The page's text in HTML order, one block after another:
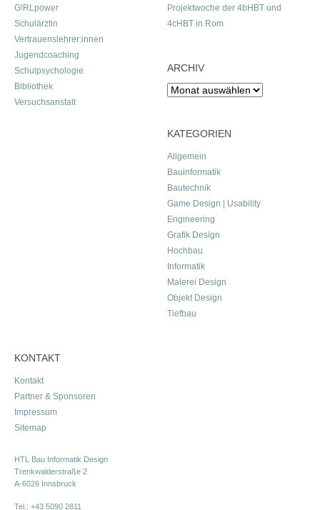
G!RLpower
Schulärztin
Vertrauenslehrer:innen
Jugendcoaching
Schulpsychologie
Bibliothek
Versuchsanstalt
Projektwoche der 4bHBT und
4cHBT in Rom
ARCHIV
Archiv
KATEGORIEN
Allgemein
Bauinformatik
Bautechnik
Game Design | Usability
Engineering
Grafik Design
Hochbau
Informatik
Malerei Design
Objekt Design
Tiefbau
KONTAKT
Kontakt
Partner & Sponsoren
Impressum
Sitemap
HTL Bau Informatik Design
Trenkwalderstraße 2
A-6026 Innsbruck
Tel.: +43 5090 2811